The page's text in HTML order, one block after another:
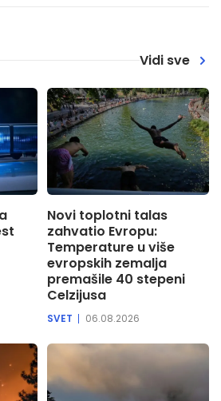
Vidi sve
Novi toplotni talas
zahvatio Evropu:
Temperature u više
evropskih zemalja
premašile 40 stepeni
Celzijusa
SVET 06.08.2026